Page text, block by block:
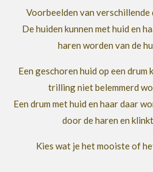
Voorbeelden van verschillende
De huiden kunnen met huid en
haren worden van de
Een geschoren huid op een
trilling niet belemmerd
Een drum met huid en haar daar
door de haren en
Kies wat je het mooiste of